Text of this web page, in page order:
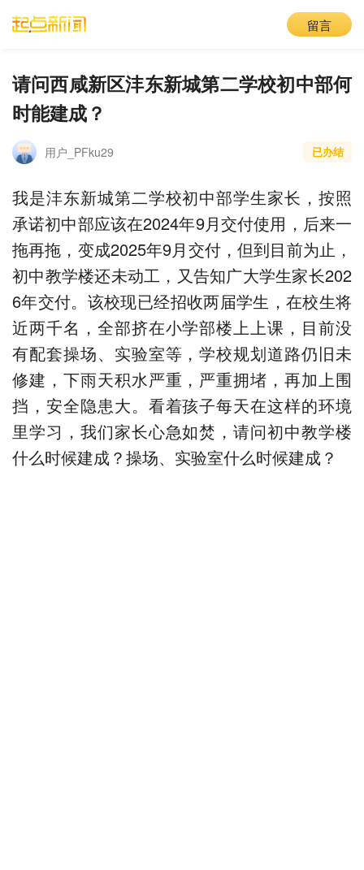
留言
请问西咸新区沣东新城第二学校初中部何
时能建成？
用户_PFku29 已办结
我是沣东新城第二学校初中部学生家长，按照
承诺初中部应该在2024年9月交付使用，后来一
拖再拖，变成2025年9月交付，但到目前为止，
初中教学楼还未动工，又告知广大学生家长202
6年交付。该校现已经招收两届学生，在校生将
近两千名，全部挤在小学部楼上上课，目前没
有配套操场、实验室等，学校规划道路仍旧未
修建，下雨天积水严重，严重拥堵，再加上围
挡，安全隐患大。看着孩子每天在这样的环境
里学习，我们家长心急如焚，请问初中教学楼
什么时候建成？操场、实验室什么时候建成？